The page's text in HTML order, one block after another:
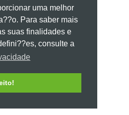
uma melhor
Para saber mais
suas finalidades e
consulte a